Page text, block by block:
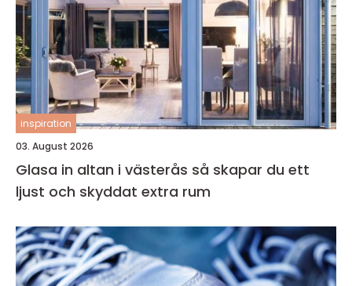
inspiration
03. August 2026
Glasa in altan i västerås så skapar du ett
ljust och skyddat extra rum